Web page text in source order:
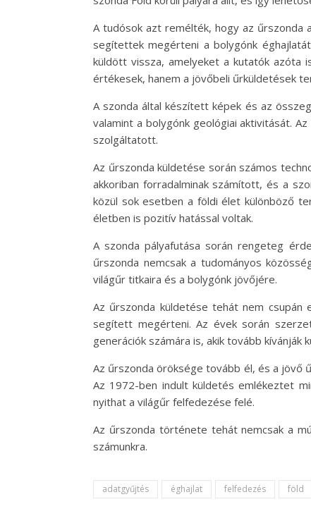
A tudósok azt remélték, hogy az űrszonda
segítettek megérteni a bolygónk
küldött vissza, amelyeket a kutatók azóta
értékesek, hanem a jövőbeli űrküldetések
A szonda által készített képek és az
valamint a bolygónk geológiai aktivitását.
szolgáltatott.
Az űrszonda küldetése során számos
akkoriban forradalminak számított, és a
közül sok esetben a földi élet különböző
életben is pozitív hatással voltak.
A szonda pályafutása során rengeteg
űrszonda nemcsak a tudományos
világűr titkaira és a bolygónk jövőjére.
Az űrszonda küldetése tehát nem
segített megérteni. Az évek során
generációk számára is, akik tovább kívánják
Az űrszonda öröksége tovább él, és a jövő
Az 1972-ben indult küldetés emlékeztet
nyithat a világűr felfedezése felé.
Az űrszonda története tehát nemcsak a
számunkra.
adatgyűjtés éghajlat felfedezés föld